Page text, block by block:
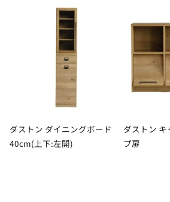
ダストン ダイニングボード
40cm(上下:左開)
ダストン キ
プ扉